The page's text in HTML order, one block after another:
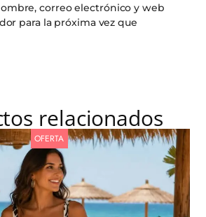
correo electrónico y web
para la próxima vez que
relacionados